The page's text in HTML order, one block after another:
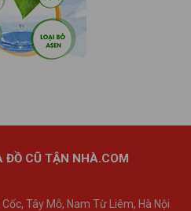
ĐỒ CŨ TẬN NHÀ.COM
Tây Mỗ, Nam Từ Liêm, Hà Nội